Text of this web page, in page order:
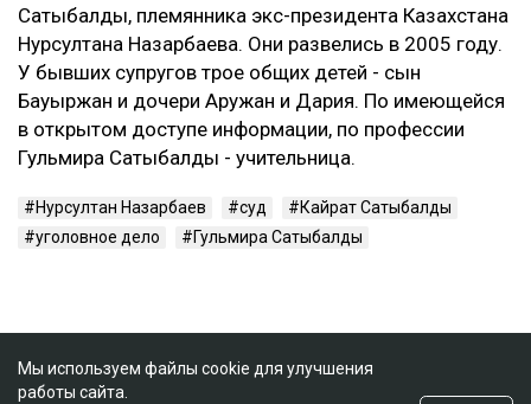
Сатыбалды, племянника экс-президента Казахстана
Нурсултана Назарбаева. Они развелись в 2005 году.
У бывших супругов трое общих детей - сын
Бауыржан и дочери Аружан и Дария. По имеющейся
в открытом доступе информации, по профессии
Гульмира Сатыбалды - учительница.
Нурсултан Назарбаев суд
Кайрат Сатыбалды
уголовное дело
Гульмира Сатыбалды
Мы используем файлы cookie для улучшения
работы сайта.